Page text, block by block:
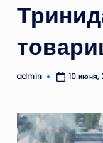
Запись
admin 10 июня,